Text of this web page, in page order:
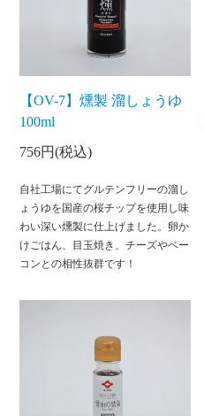
【OV-7】燻製 溜しょうゆ
100ml
756円(税込)
自社工場にてグルテンフリーの溜し
ょうゆを国産の桜チップを使用し味
わい深い燻製に仕上げました。卵か
けごはん、目玉焼き、チーズやベー
コンとの相性抜群です！